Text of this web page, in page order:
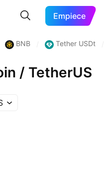
Empiece
BNB Tether USDt
/ TetherUS